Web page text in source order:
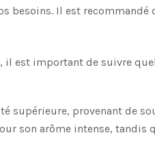
besoins. Il est
il est important de suivre
supérieure, provenant de
son arôme intense,